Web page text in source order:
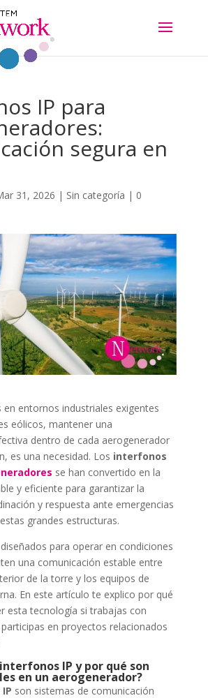
IP para
segura en
31, 2026 | Sin categoría | 0
en entornos industriales exigentes
eólicos, mantener una
dentro de cada aerogenerador
es una necesidad. Los interfonos
se han convertido en la
y eficiente para garantizar la
y respuesta ante emergencias
grandes estructuras.
para operar en condiciones
una comunicación estable entre
de la torre y los equipos de
En este artículo te explico por qué
esta tecnología si trabajas con
en proyectos relacionados
IP y por qué son
en un aerogenerador?
son sistemas de comunicación